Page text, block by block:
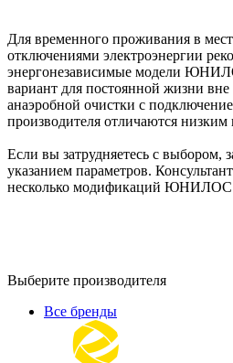
Для временного проживания в
отключениями электроэнергии
энергонезависимые модели
вариант для постоянной жизни вне
анаэробной очистки с
производителя отличаются
Если вы затрудняетесь с выбором,
указанием параметров.
несколько модификаций
Выберите производителя
Все бренды